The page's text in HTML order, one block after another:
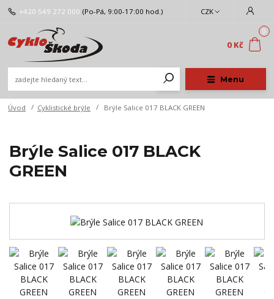
Menu
CZK
+420 549 272 000 (Po-Pá, 9:00-17:00 hod.)
0
0 Kč
Úvod Cyklistické brýle Brýle Salice 017 BLACK GREEN
Brýle Salice 017 BLACK
GREEN